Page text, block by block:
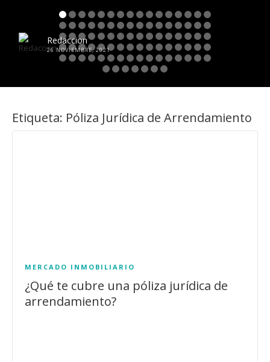
Redaccion
26 NOVIEMBRE, 2021
Etiqueta: Póliza Jurídica de Arrendamiento
MERCADO INMOBILIARIO
¿Qué te cubre una póliza jurídica de
arrendamiento?